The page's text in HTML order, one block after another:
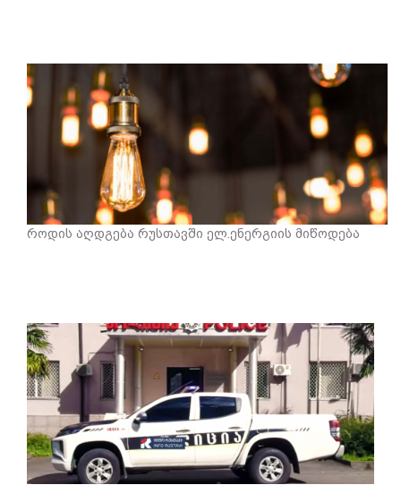
როდის აღდგება რუსთავში ელ.ენერგიის მიწოდება